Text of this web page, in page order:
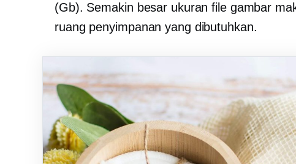
(Gb). Semakin besar ukuran file gambar
ruang penyimpanan yang dibutuhkan.